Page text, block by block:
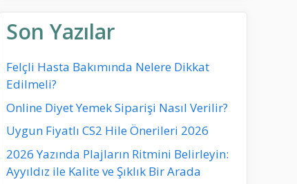
Son Yazılar
Felçli Hasta Bakımında Nelere Dikkat
Edilmeli?
Online Diyet Yemek Siparişi Nasıl Verilir?
Uygun Fiyatlı CS2 Hile Önerileri 2026
2026 Yazında Plajların Ritmini Belirleyin:
Ayyıldız ile Kalite ve Şıklık Bir Arada